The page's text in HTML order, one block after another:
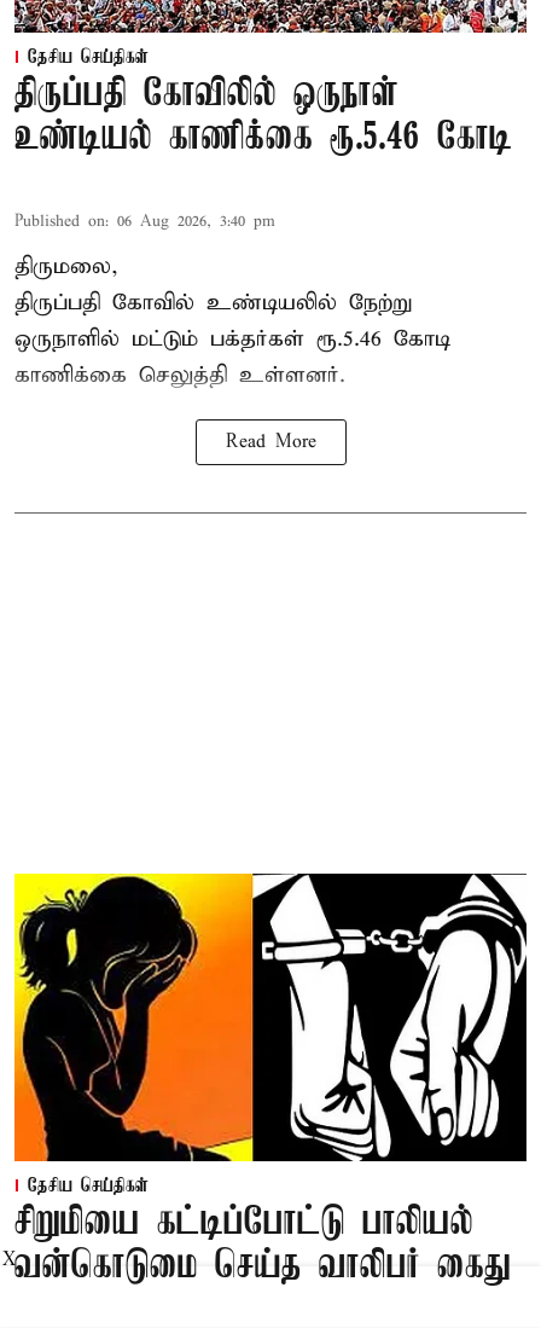
தேசிய செய்திகள்
திருப்பதி கோவிலில் ஒருநாள்
உண்டியல் காணிக்கை ரூ.5.46 கோடி
Published on: 06 Aug 2026, 3:40 pm
திருமலை,
திருப்பதி கோவில் உண்டியலில் நேற்று
ஒருநாளில் மட்டும் பக்தர்கள் ரூ.5.46 கோடி
காணிக்கை செலுத்தி உள்ளனர்.
Read More
தேசிய செய்திகள்
சிறுமியை கட்டிப்போட்டு பாலியல்
வன்கொடுமை செய்த வாலிபர் கைது
X